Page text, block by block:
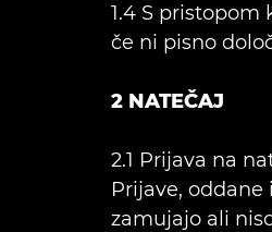
1.4 S pristopom
če ni pisno
2 NATEČAJ
2.1 Prijava na
Prijave,
zamujajo ali